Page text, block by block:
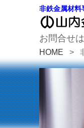
非鉄金属材料
お問合せ
HOME >